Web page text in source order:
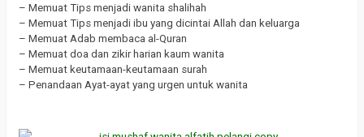
– Memuat Tips menjadi wanita shalihah
– Memuat Tips menjadi ibu yang dicintai Allah dan keluarga
– Memuat Adab membaca al-Quran
– Memuat doa dan zikir harian kaum wanita
– Memuat keutamaan-keutamaan surah
– Penandaan Ayat-ayat yang urgen untuk wanita